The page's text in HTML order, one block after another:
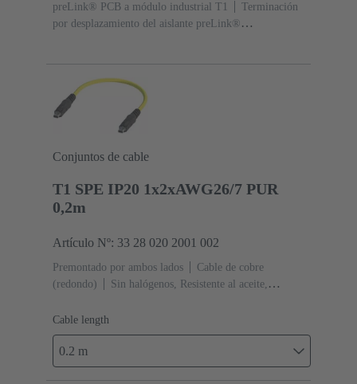
preLink® PCB a módulo industrial T1
Terminación
por desplazamiento del aislante preLink®
Conjuntos de cable
T1 SPE IP20 1x2xAWG26/7 PUR
0,2m
Artículo Nº: 33 28 020 2001 002
Premontado por ambos lados
Cable de cobre
(redondo)
Sin halógenos, Resistente al aceite,
Cable length
0.2 m